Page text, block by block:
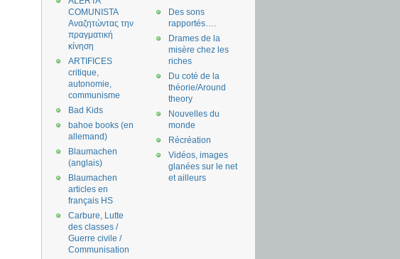
Des sons
rapportés….
Drames de la
misère chez les
riches
Du coté de la
théorie/Around
theory
Nouvelles du
monde
Récréation
Vidéos, images
glanées sur le net
et ailleurs
COMUNISTA
Αναζητώντας την
πραγματική
κίνηση
ARTIFICES
critique,
autonomie,
communisme
Bad Kids
bahoe books (en
allemand)
Blaumachen
(anglais)
Blaumachen
articles en
français HS
Carbure, Lutte
des classes /
Guerre civile /
Communisation